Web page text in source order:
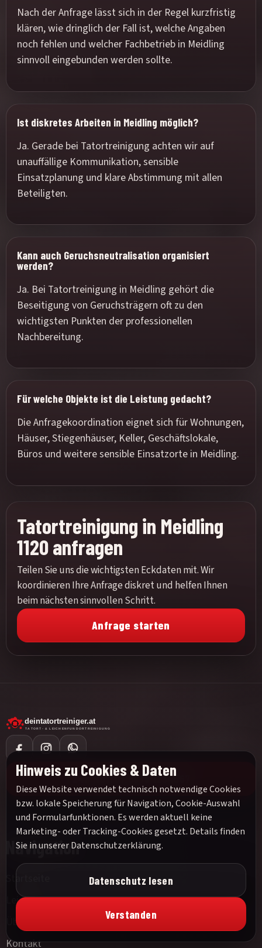
Nach der Anfrage lässt sich in der Regel kurzfristig
klären, wie dringlich der Fall ist, welche Angaben
noch fehlen und welcher Fachbetrieb in Meidling
sinnvoll eingebunden werden sollte.
Ist diskretes Arbeiten in Meidling möglich?
Ja. Gerade bei Tatortreinigung achten wir auf
unauffällige Kommunikation, sensible
Einsatzplanung und klare Abstimmung mit allen
Beteiligten.
Kann auch Geruchsneutralisation organisiert
werden?
Ja. Bei Tatortreinigung in Meidling gehört die
Beseitigung von Geruchsträgern oft zu den
wichtigsten Punkten der professionellen
Nachbereitung.
Für welche Objekte ist die Leistung gedacht?
Die Anfragekoordination eignet sich für Wohnungen,
Häuser, Stiegenhäuser, Keller, Geschäftslokale,
Büros und weitere sensible Einsatzorte in Meidling.
Tatortreinigung in Meidling
1120 anfragen
Teilen Sie uns die wichtigsten Eckdaten mit. Wir
koordinieren Ihre Anfrage diskret und helfen Ihnen
beim nächsten sinnvollen Schritt.
Anfrage starten
24h Notruf: 0676 1234567
Navigation
Leistungen
Über Uns
Kontakt
Hinweis zu Cookies & Daten
Diese Website verwendet technisch notwendige Cookies
bzw. lokale Speicherung für Navigation, Cookie-Auswahl
und Formularfunktionen. Es werden aktuell keine
Marketing- oder Tracking-Cookies gesetzt. Details finden
Sie in unsererDatenschutzerklärung.
Datenschutz lesen
Verstanden